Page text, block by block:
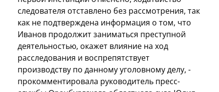
следователя отставлено без рассмотрения, так
как не подтверждена информация о том, что
Иванов продолжит заниматься преступной
деятельностью, окажет влияние на ход
расследования и воспрепятствует
производству по данному уголовному делу, -
прокомментировала руководитель пресс-